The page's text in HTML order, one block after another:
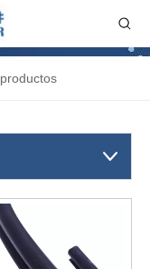
productos